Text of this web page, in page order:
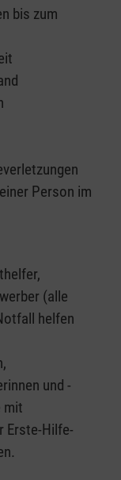
bis zum
Person im
(alle
helfen
und -
mit
Erste-Hilfe-